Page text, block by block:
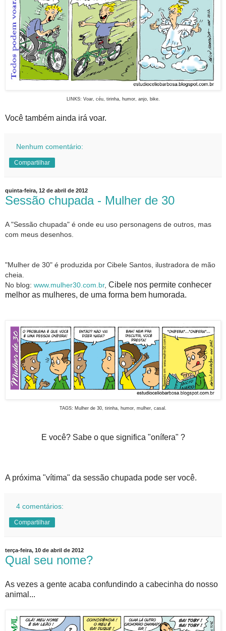
LINKS: Voar, céu, tirinha, humor, anjo, bike.
Você também ainda irá voar.
Nenhum comentário:
Compartilhar
quinta-feira, 12 de abril de 2012
Sessão chupada - Mulher de 30
A "Sessão chupada" é onde eu uso personagens de outros, mas
com meus desenhos.
"Mulher de 30" é produzida por Cibele Santos, ilustradora de mão
cheia.
No blog: www.mulher30.com.br, Cibele nos permite conhecer
melhor as mulheres, de uma forma bem humorada.
TAGS: Mulher de 30, tirinha, humor, mulher, casal.
E você? Sabe o que significa "onífera" ?
A próxima "vítima" da sessão chupada pode ser você.
4 comentários:
Compartilhar
terça-feira, 10 de abril de 2012
Qual seu nome?
As vezes a gente acaba confundindo a cabecinha do nosso
animal...